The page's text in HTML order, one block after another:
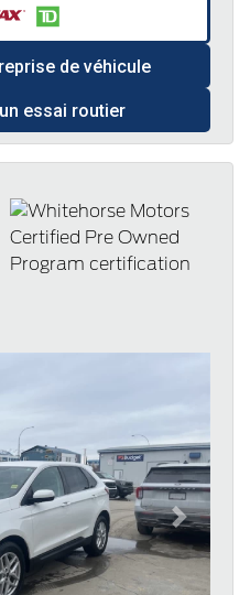
de véhicule
essai routier
Next